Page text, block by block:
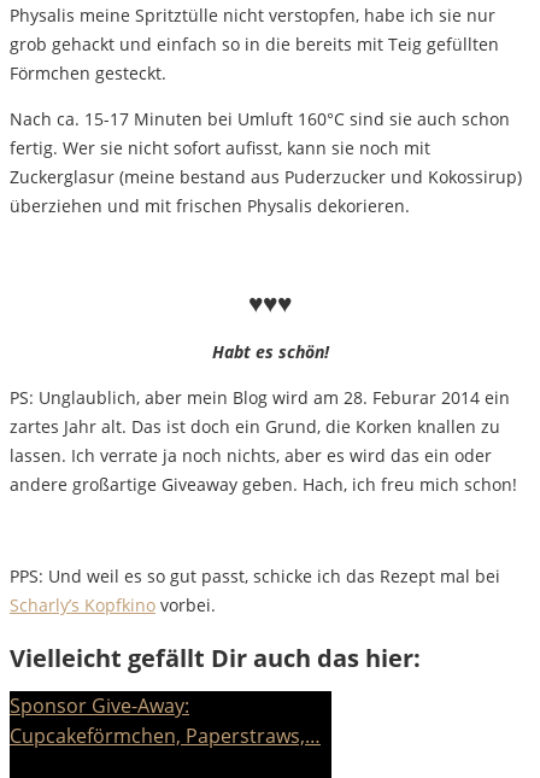
Physalis meine Spritztülle nicht verstopfen, habe ich sie nur
grob gehackt und einfach so in die bereits mit Teig gefüllten
Förmchen gesteckt.
Nach ca. 15-17 Minuten bei Umluft 160°C sind sie auch schon
fertig. Wer sie nicht sofort aufisst, kann sie noch mit
Zuckerglasur (meine bestand aus Puderzucker und Kokossirup)
überziehen und mit frischen Physalis dekorieren.
♥♥♥
Habt es schön!
PS: Unglaublich, aber mein Blog wird am 28. Feburar 2014 ein
zartes Jahr alt. Das ist doch ein Grund, die Korken knallen zu
lassen. Ich verrate ja noch nichts, aber es wird das ein oder
andere großartige Giveaway geben. Hach, ich freu mich schon!
PPS: Und weil es so gut passt, schicke ich das Rezept mal bei
Scharly’s Kopfkino vorbei.
Vielleicht gefällt Dir auch das hier:
Sponsor Give-Away:
Cupcakeförmchen, Paperstraws,…